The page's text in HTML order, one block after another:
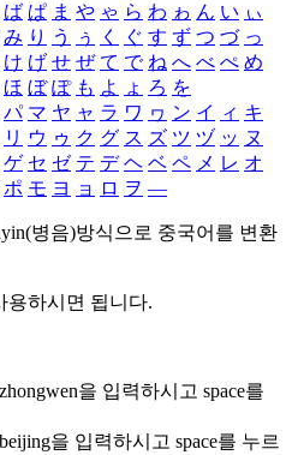
ば ぱ ま や ゃ ら わ ゎ ん い ぃ
み り う ぅ く ぐ す ず つ づ っ
け げ せ ぜ て で ね へ べ ぺ め
ほ ぼ ぽ も よ ょ ろ を
パ マ ヤ ャ ラ ワ ヮ ン イ ィ キ
リ ウ ゥ ク グ ス ズ ツ ヅ ッ ヌ
ゲ セ ゼ テ デ ヘ ベ ペ メ レ オ
ポ モ ヨ ョ ロ ヲ ―
병음)방식으로 중국어를 변환
용하시면 됩니다.
zhongwen을 입력하시고 space를
beijing을 입력하시고 space를 누르